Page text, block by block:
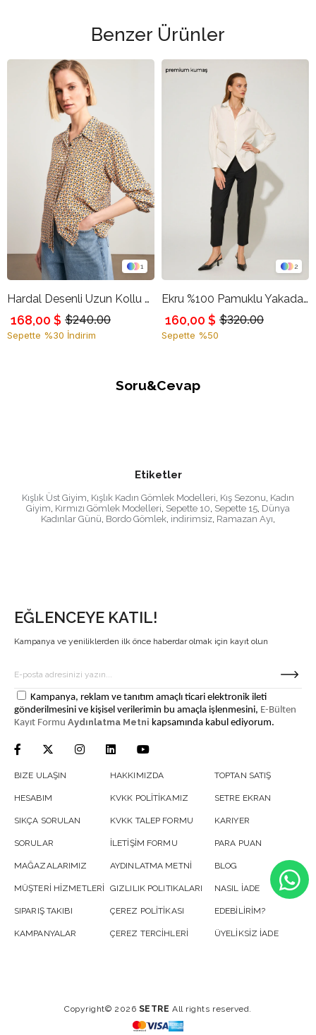
Benzer Ürünler
1
Hardal Desenli Uzun Kollu Gömlek
$240.00
168,00 $
Sepette %30 İndirim
2
Ekru %100 Pamuklu Yakada Taş Ve Pile Detaylı Gömlek
$320.00
160,00 $
Sepette %50
Soru&Cevap
Etiketler
Kışlık Üst Giyim, Kışlık Kadın Gömlek Modelleri, Kış Sezonu, Kadın
Giyim, Kırmızı Gömlek Modelleri, Sepette 10, Sepette 15, Dünya
Kadınlar Günü, Bordo Gömlek, indirimsiz, Ramazan Ayı,
EĞLENCEYE KATIL!
Kampanya ve yeniliklerden ilk önce haberdar olmak için kayıt olun
Kampanya, reklam ve tanıtım amaçlı ticari elektronik ileti
gönderilmesini ve kişisel verilerimin bu amaçla işlenmesini, E-Bülten
Kayıt Formu Aydınlatma Metni kapsamında kabul ediyorum.
BIZE ULAŞIN
HESABIM
SIKÇA SORULAN
SORULAR
MAĞAZALARIMIZ
MÜŞTERİ HİZMETLERİ
SIPARIŞ TAKIBI
KAMPANYALAR
HAKKIMIZDA
KVKK POLİTİKAMIZ
KVKK TALEP FORMU
İLETİŞİM FORMU
AYDINLATMA METNİ
GIZLILIK POLITIKALARI
ÇEREZ POLİTİKASI
ÇEREZ TERCİHLERİ
TOPTAN SATIŞ
SETRE EKRAN
KARIYER
PARA PUAN
BLOG
NASIL İADE
EDEBİLİRİM?
ÜYELİKSİZ İADE
Copyright© 2026 SETRE All rights reserved.